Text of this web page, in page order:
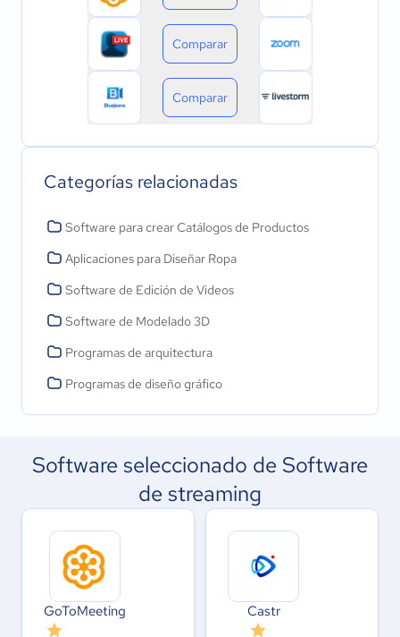
Comparar
Comparar
Categorías relacionadas
Software para crear Catálogos de Productos
Aplicaciones para Diseñar Ropa
Software de Edición de Videos
Software de Modelado 3D
Programas de arquitectura
Programas de diseño gráfico
Software seleccionado de Software
de streaming
GoToMeeting Castr